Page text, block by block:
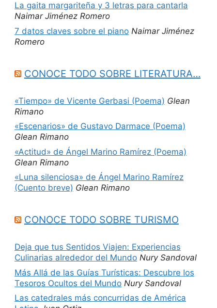
La gaita margariteña y 3 letras para cantarla
Naimar Jiménez Romero
7 datos claves sobre el piano Naimar Jiménez
Romero
CONOCE TODO SOBRE LITERATURA…
«Tiempo» de Vicente Gerbasi (Poema) Glean
Rimano
«Escenarios» de Gustavo Darmace (Poema)
Glean Rimano
«Actitud» de Ángel Marino Ramírez (Poema)
Glean Rimano
«Luna silenciosa» de Ángel Marino Ramírez
(Cuento breve) Glean Rimano
CONOCE TODO SOBRE TURISMO
Deja que tus Sentidos Viajen: Experiencias
Culinarias alrededor del Mundo Nury Sandoval
Más Allá de las Guías Turísticas: Descubre los
Tesoros Ocultos del Mundo Nury Sandoval
Las catedrales más concurridas de América